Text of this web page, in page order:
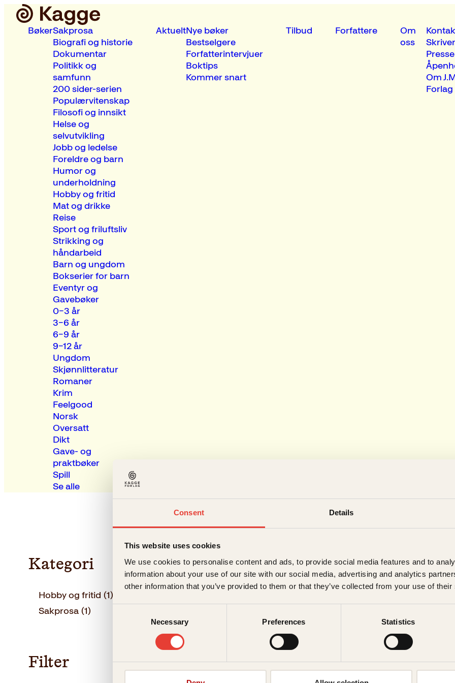
Consent Details
This website uses cookies
We use cookies to personalise content and ads, to provide social media features and to
information about your use of our site with our social media, advertising and analytics
other information that you’ve provided to them or that they’ve collected from your use of
Necessary Preferences Statistics
BøkerSakprosa
Biografi og historie
Dokumentar
Politikk og
samfunn
200 sider-serien
Populærvitenskap
Filosofi og innsikt
Helse og
selvutvikling
Jobb og ledelse
Foreldre og barn
Humor og
underholdning
Hobby og fritid
Mat og drikke
Reise
Sport og friluftsliv
Strikking og
håndarbeid
Barn og ungdom
Bokserier for barn
Eventyr og
Gavebøker
0–3 år
3–6 år
6–9 år
9–12 år
Ungdom
Skjønnlitteratur
Romaner
Krim
Feelgood
Norsk
Oversatt
Dikt
Gave- og
praktbøker
Spill
Se alle
AktueltNye bøker
Bestselgere
Forfatterintervjuer
Boktips
Kommer snart
Tilbud Forfattere
Om
oss
Presse
Om
Forlag
Kategori
Hobby og fritid (1)
Sakprosa (1)
Filter
Tete Lidbom, Sven Bisgaard Sundet